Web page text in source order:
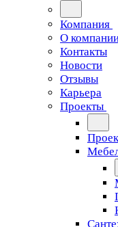
Компания
О
Контакты
Новости
Отзывы
Карьера
Проекты